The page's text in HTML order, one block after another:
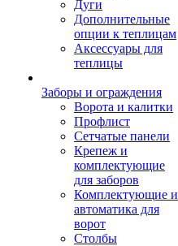
Дуги
Дополнительные
опции к теплицам
Аксессуары для
теплицы
Заборы и ограждения
Ворота и калитки
Профлист
Сетчатые панели
Крепеж и
комплектующие
для заборов
Комплектующие и
автоматика для
ворот
Столбы